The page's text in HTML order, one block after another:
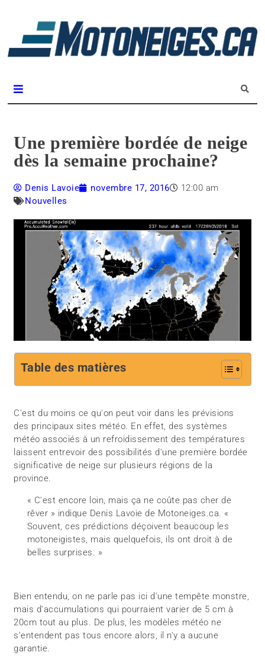
Une première bordée de neige
dès la semaine prochaine?
Denis Lavoie novembre 17, 2016
12:00 am
Nouvelles
Table des matières
C'est du moins ce qu'on peut voir dans les prévisions
des principaux sites météo. En effet, des systèmes
météo associés à un refroidissement des températures
laissent entrevoir des possibilités d'une première bordée
significative de neige sur plusieurs régions de la
province.
« C'est encore loin, mais ça ne coûte pas cher de
rêver » indique Denis Lavoie de Motoneiges.ca. «
Souvent, ces prédictions déçoivent beaucoup les
motoneigistes, mais quelquefois, ils ont droit à de
belles surprises. »
Bien entendu, on ne parle pas ici d'une tempête monstre,
mais d'accumulations qui pourraient varier de 5 cm à
20cm tout au plus. De plus, les modèles météo ne
s'entendent pas tous encore alors, il n'y a aucune
garantie.